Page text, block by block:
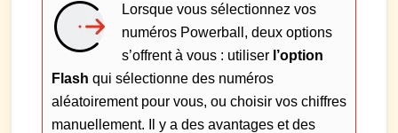
Lorsque vous sélectionnez vos
numéros Powerball, deux options
s’offrent à vous : utiliser l’option
Flash qui sélectionne des numéros
aléatoirement pour vous, ou choisir vos chiffres
manuellement. Il y a des avantages et des